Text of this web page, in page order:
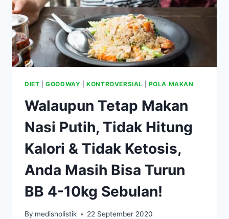
DIET |GOODWAY |KONTROVERSIAL POLA MAKAN
Walaupun Tetap Makan
Nasi Putih, Tidak Hitung
Kalori & Tidak Ketosis,
Anda Masih Bisa Turun
BB 4-10kg Sebulan!
By medisholistik 22 September 2020